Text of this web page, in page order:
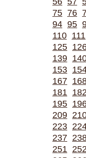
75 76
94 95
110 111
125
139
153
167
181
195
209
223
237
251